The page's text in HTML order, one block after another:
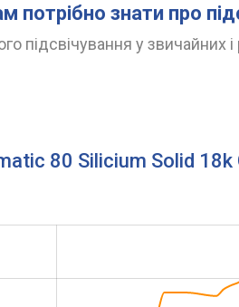
потрібно знати про
підсвічування у звичайних
80 Silicium Solid 18k